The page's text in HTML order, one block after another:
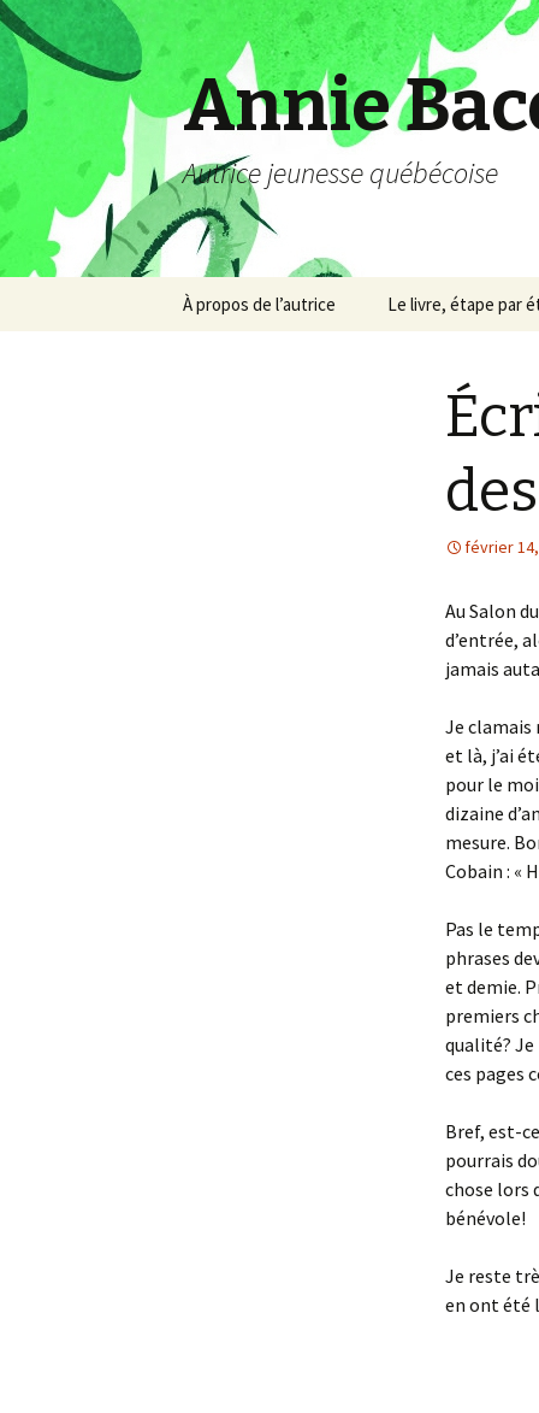
Annie
Autrice jeunesse québécoise
Aller
À propos de l’autrice Le livre, étape par
février
Au Salon
d’entrée,
jamais
Je clamais
et là, j’ai
pour le
dizaine
mesure.
Cobain : «
Pas le
phrases
et demie.
premiers
qualité? Je
ces pages
Bref, est-
pourrais
chose lors
bénévole!
Je reste
en ont été